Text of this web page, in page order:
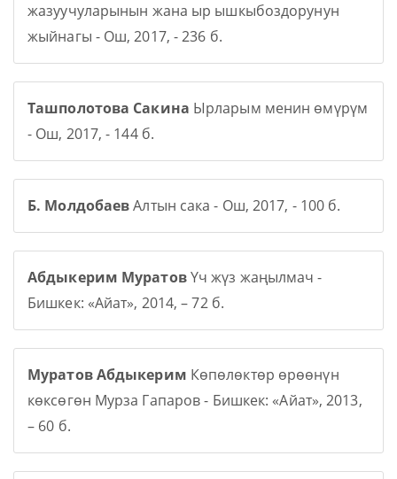
жазуучуларынын жана ыр ышкыбоздорунун
жыйнагы - Ош, 2017, - 236 б.
Ташполотова Сакина Ырларым менин өмүрүм
- Ош, 2017, - 144 б.
Б. МолдобаевАлтын сака - Ош, 2017, - 100 б.
Абдыкерим МуратовҮч жүз жаңылмач -
Бишкек: «Айат», 2014, – 72 б.
Муратов Абдыкерим Көпөлөктөр өрөөнүн
көксөгөн Мурза Гапаров - Бишкек: «Айат», 2013,
– 60 б.